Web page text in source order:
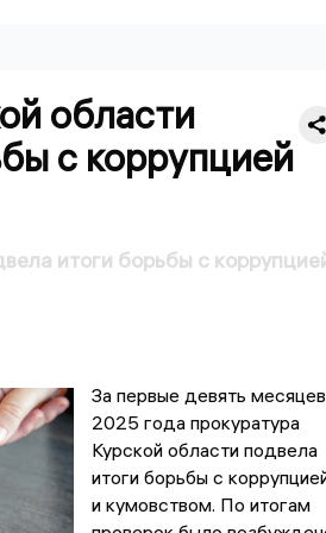
области
с коррупцией
итоги борьбы с
За первые девять месяцев
2025 года прокуратура
Курской области подвела
итоги борьбы с
и кумовством. По итогам